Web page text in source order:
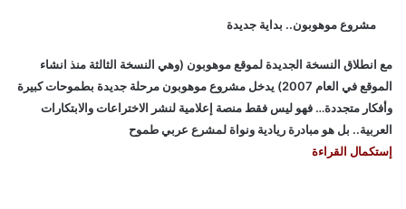
مشروع موهوبون.. بداية جديدة
مع انطلاق النسخة الجديدة لموقع موهوبون (وهي النسخة الثالثة منذ انشاء
الموقع في العام 2007) يدخل مشروع موهوبون مرحلة جديدة بطموحات كبيرة
وأفكار متجددة… فهو ليس فقط منصة إعلامية لنشر الاختراعات والابتكارات
العربية.. بل هو مبادرة ريادية ونواة لمشرع عربي طموح
إستكمال القراءة